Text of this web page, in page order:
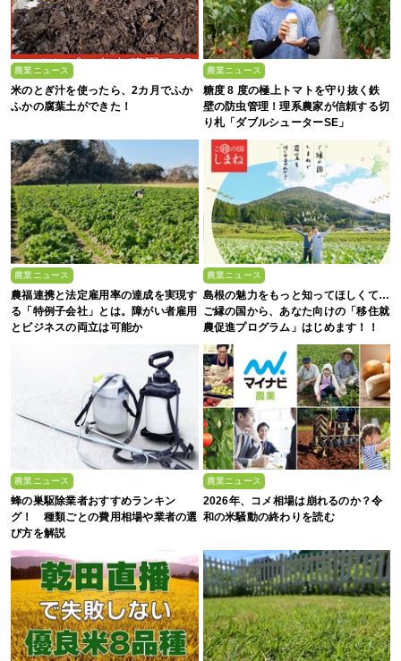
農業ニュース
米のとぎ汁を使ったら、2カ月でふか
ふかの腐葉土ができた！
農業ニュース
糖度 8 度の極上トマトを守り抜く鉄
壁の防虫管理！理系農家が信頼する切
り札「ダブルシューターSE」
農業ニュース
農福連携と法定雇用率の達成を実現す
る「特例子会社」とは。障がい者雇用
とビジネスの両立は可能か
農業ニュース
島根の魅力をもっと知ってほしくて…
ご縁の国から、あなた向けの「移住就
農促進プログラム」はじめます！！
農業ニュース
蜂の巣駆除業者おすすめランキン
グ！ 種類ごとの費用相場や業者の選
び方を解説
農業ニュース
2026年、コメ相場は崩れるのか？令
和の米騒動の終わりを読む